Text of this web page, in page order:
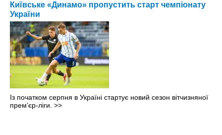
Київське «Динамо» пропустить старт чемпіонату
України
Із початком серпня в Україні стартує новий сезон вітчизняної
прем’єр-ліги. >>